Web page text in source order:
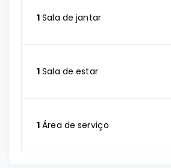
1 Sala de jantar
1 Sala de estar
1 Área de serviço